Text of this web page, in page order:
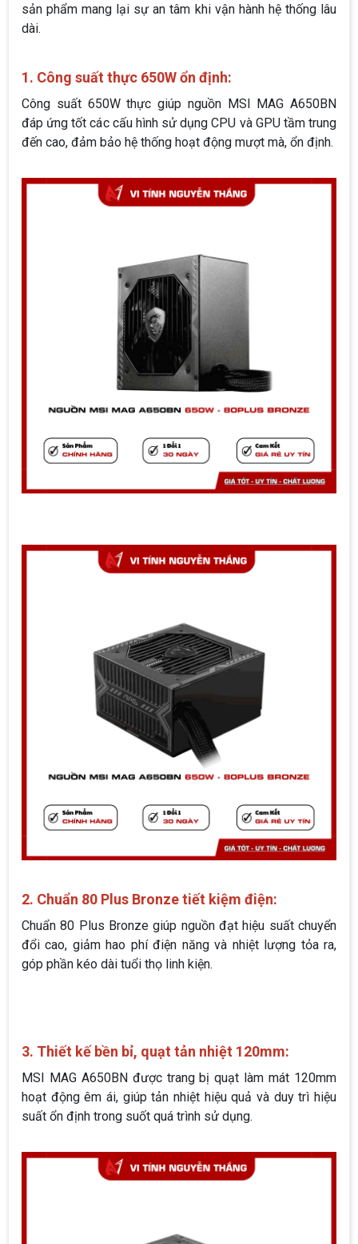
sản phẩm mang lại sự an tâm khi vận hành hệ thống lâu
dài.
1. Công suất thực 650W ổn định:
Công suất 650W thực giúp nguồn MSI MAG A650BN
đáp ứng tốt các cấu hình sử dụng CPU và GPU tầm trung
đến cao, đảm bảo hệ thống hoạt động mượt mà, ổn định.
2. Chuẩn 80 Plus Bronze tiết kiệm điện:
Chuẩn 80 Plus Bronze giúp nguồn đạt hiệu suất chuyển
đổi cao, giảm hao phí điện năng và nhiệt lượng tỏa ra,
góp phần kéo dài tuổi thọ linh kiện.
3. Thiết kế bền bỉ, quạt tản nhiệt 120mm:
MSI MAG A650BN được trang bị quạt làm mát 120mm
hoạt động êm ái, giúp tản nhiệt hiệu quả và duy trì hiệu
suất ổn định trong suốt quá trình sử dụng.